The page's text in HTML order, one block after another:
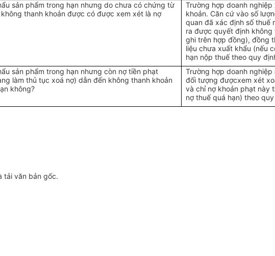
sản phẩm trong hạn nhưng do chưa có chứng từ
thanh khoản được có được xem xét là nợ
Trường hợp doanh
khoản. Căn cứ vào số
quan đã xác định số thuế
ra được quyết định
ghi trên hợp đồng), đồng
liệu chưa xuất khẩu (nếu
hạn nộp thuế theo quy
sản phẩm trong hạn nhưng còn nợ tiền phạt
làm thủ tục xoá nợ) dẫn đến không thanh khoản
không?
Trường hợp doanh
đối tượng đượcxem xét
và chỉ nợ khoản phạt này
nợ thuế quá hạn) theo
tải văn bản gốc.